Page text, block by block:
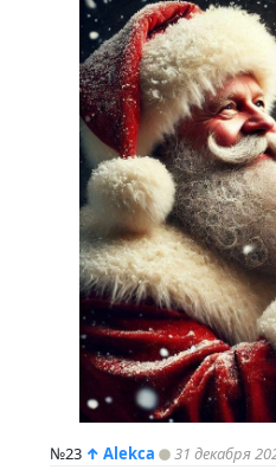
№23 ↑ Alekca 31 декабря